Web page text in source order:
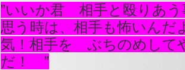
”いいか君 相手と殴りあ
思う時は、相手も怖いん
気！相手を ぶちのめして
だ！ ”